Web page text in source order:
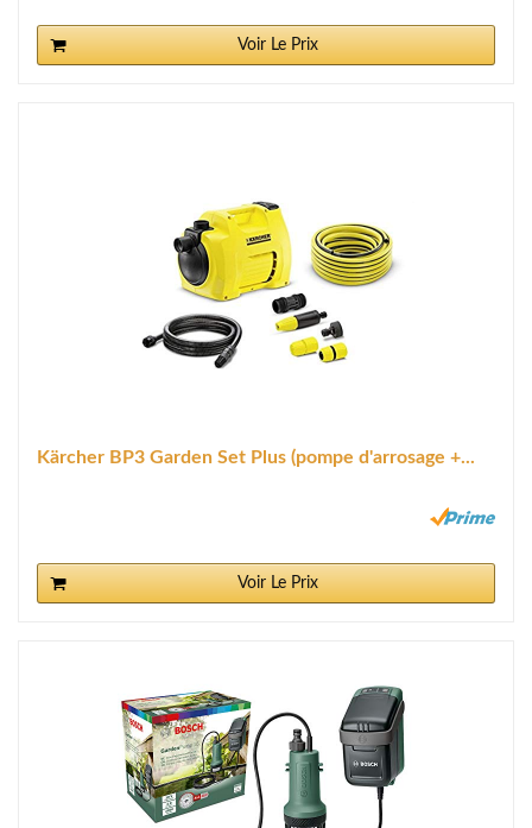
Voir Le Prix
Kärcher BP3 Garden Set Plus (pompe d'arrosage +...
Voir Le Prix